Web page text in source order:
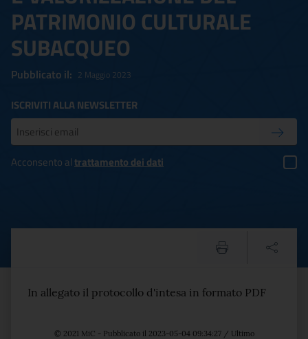
PATRIMONIO CULTURALE
SUBACQUEO
Pubblicato il: 2 Maggio 2023
ISCRIVITI ALLA NEWSLETTER
Inserisci la tua mail
Acconsento altrattamento dei dati
PROTOCOLLO
Testo del comunicato
In allegato il protocollo d'intesa in formato PDF
© 2021 MiC - Pubblicato il 2023-05-04 09:34:27 / Ultimo